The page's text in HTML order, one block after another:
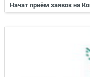
Начат приём заявок на